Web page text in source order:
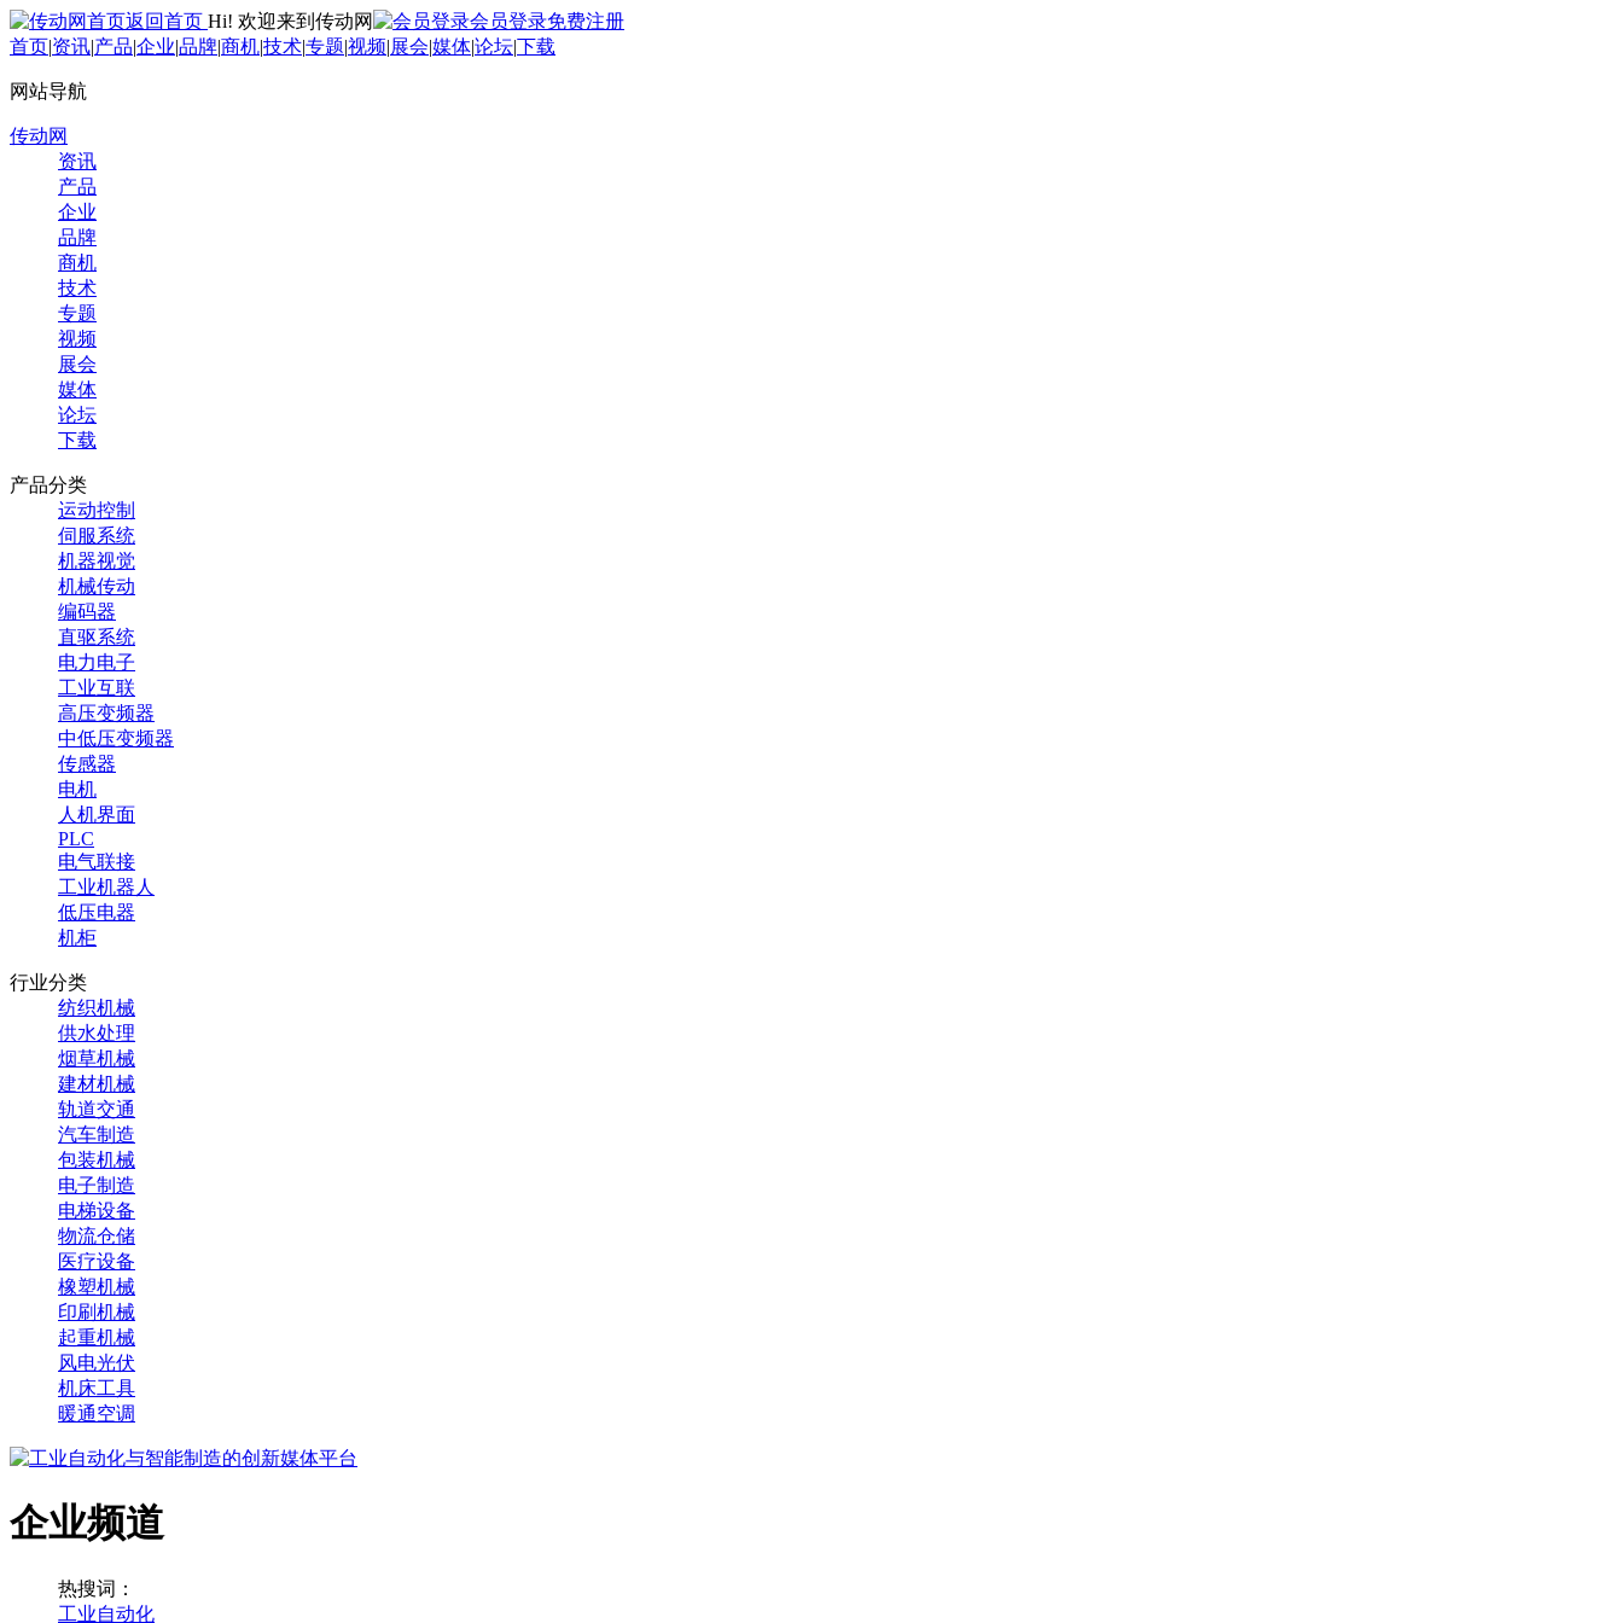
返回首页 Hi! 欢迎来到传动网 会员登录免费注册
首页|资讯|产品|企业|品牌|商机|技术|专题|视频|展会|媒体|论坛|下载
网站导航
传动网
资讯
产品
企业
品牌
商机
技术
专题
视频
展会
媒体
论坛
下载
产品分类
运动控制
伺服系统
机器视觉
机械传动
编码器
直驱系统
电力电子
工业互联
高压变频器
中低压变频器
传感器
电机
人机界面
PLC
电气联接
工业机器人
低压电器
机柜
行业分类
纺织机械
供水处理
烟草机械
建材机械
轨道交通
汽车制造
包装机械
电子制造
电梯设备
物流仓储
医疗设备
橡塑机械
印刷机械
起重机械
风电光伏
机床工具
暖通空调
企业频道
热搜词：
工业自动化